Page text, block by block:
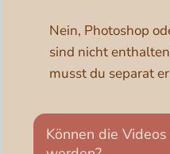
Nein, Photoshop
sind nicht
musst du separat
Können die